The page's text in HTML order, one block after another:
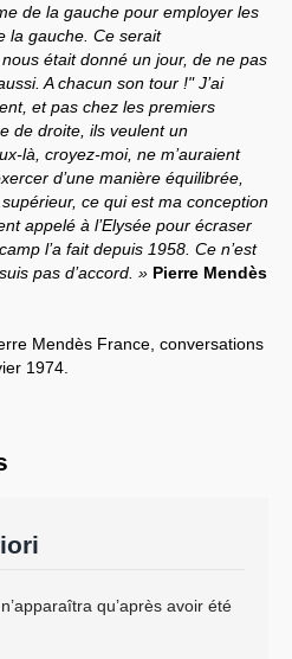
de la gauche pour employer les
la gauche. Ce serait
était donné un jour, de ne pas
A chacun son tour !" J’ai
et pas chez les premiers
de droite, ils veulent un
là, croyez-moi, ne m’auraient
d’une manière équilibrée,
ce qui est ma conception
appelé à l’Elysée pour écraser
l’a fait depuis 1958. Ce n’est
pas d’accord. » Pierre Mendès
Mendès France, conversations
1974.
qu’après avoir été